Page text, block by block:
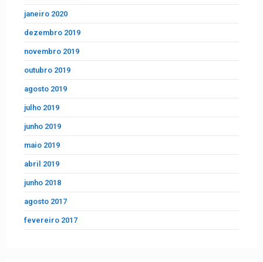
janeiro 2020
dezembro 2019
novembro 2019
outubro 2019
agosto 2019
julho 2019
junho 2019
maio 2019
abril 2019
junho 2018
agosto 2017
fevereiro 2017